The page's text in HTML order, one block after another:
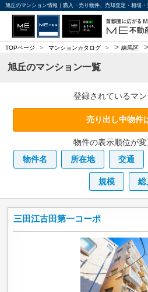
TOPページ > マンションカタログ > > 練馬区 >
旭丘のマンション一覧
登録されているマ
売り出し中物件
物件の表示順位が
物件名
所在地 交通
規模 総
三田江古田第一コーポ